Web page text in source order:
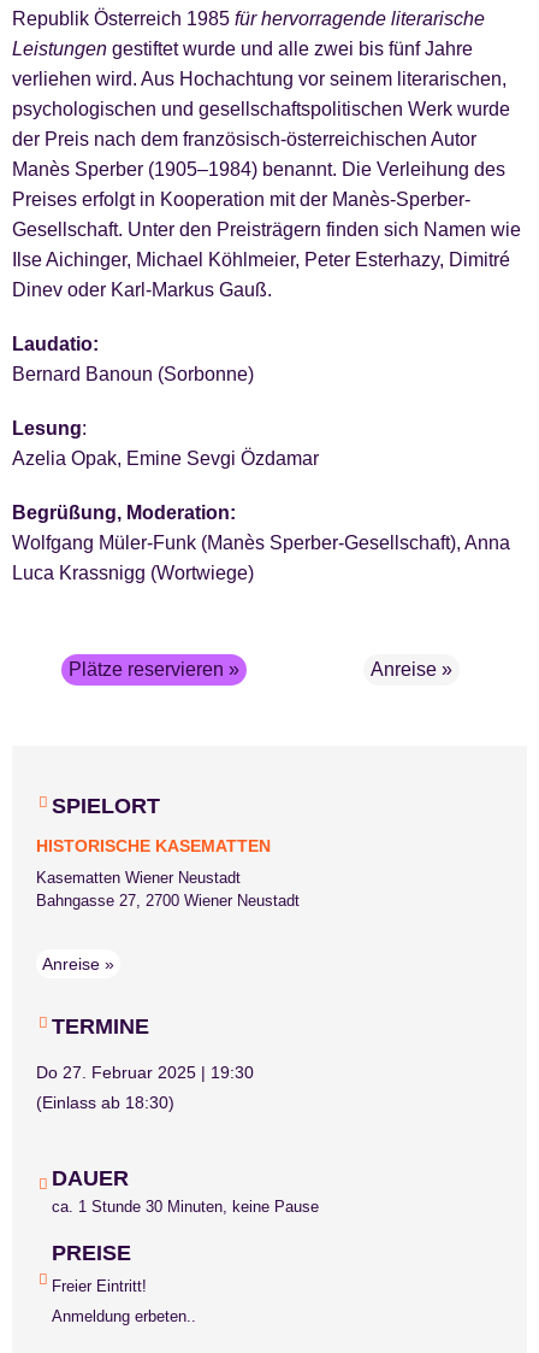
SPIELORT
HISTORISCHE KASEMATTEN
Kasematten Wiener Neustadt
Bahngasse 27, 2700 Wiener Neustadt
Anreise »
TERMINE
Do 27. Februar 2025 | 19:30
(Einlass ab 18:30)
DAUER
ca. 1 Stunde 30 Minuten, keine Pause
PREISE
Freier Eintritt!
Anmeldung erbeten..
Republik Österreich 1985 für hervorragende literarische
Leistungen gestiftet wurde und alle zwei bis fünf Jahre
verliehen wird. Aus Hochachtung vor seinem literarischen,
psychologischen und gesellschaftspolitischen Werk wurde
der Preis nach dem französisch-österreichischen Autor
Manès Sperber (1905–1984) benannt. Die Verleihung des
Preises erfolgt in Kooperation mit der Manès-Sperber-
Gesellschaft. Unter den Preisträgern finden sich Namen wie
Ilse Aichinger, Michael Köhlmeier, Peter Esterhazy, Dimitré
Dinev oder Karl-Markus Gauß.
Laudatio:
Bernard Banoun (Sorbonne)
Lesung:
Azelia Opak, Emine Sevgi Özdamar
Begrüßung, Moderation:
Wolfgang Müler-Funk (Manès Sperber-Gesellschaft), Anna
Luca Krassnigg (Wortwiege)
Plätze reservieren » Anreise »